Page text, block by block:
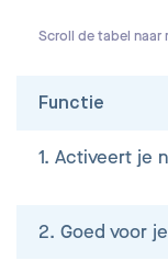
Scroll de tabel naar
Functie
1. Activeert je
2. Goed voor